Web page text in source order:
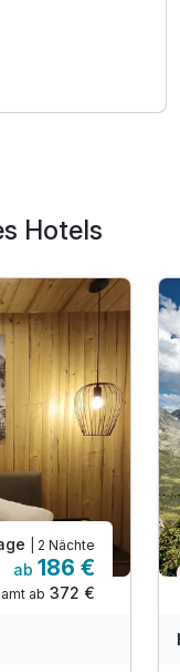
Hotels
| 2 Nächte
ab 186 €
ab 372 €